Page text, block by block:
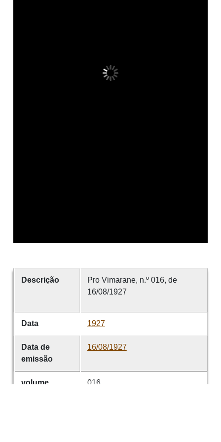
Descrição
Pro Vimarane, n.º 016, de
16/08/1927
Data 1927
Data de
emissão
16/08/1927
volume 016